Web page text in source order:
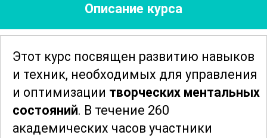
Описание курса
Этот курс посвящен развитию навыков
и техник, необходимых для управления
и оптимизации творческих ментальных
состояний. В течение 260
академических часов участники